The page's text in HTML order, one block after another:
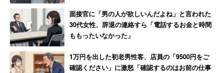
面接官に「男の人が欲しいんだよね」と言われた
30代女性、辞退の連絡すら「電話するお金と時間
ももったいなかった」
1万円を出した初老男性客、店員の「9500円をご
確認ください」に激怒「確認するのはお前の仕事